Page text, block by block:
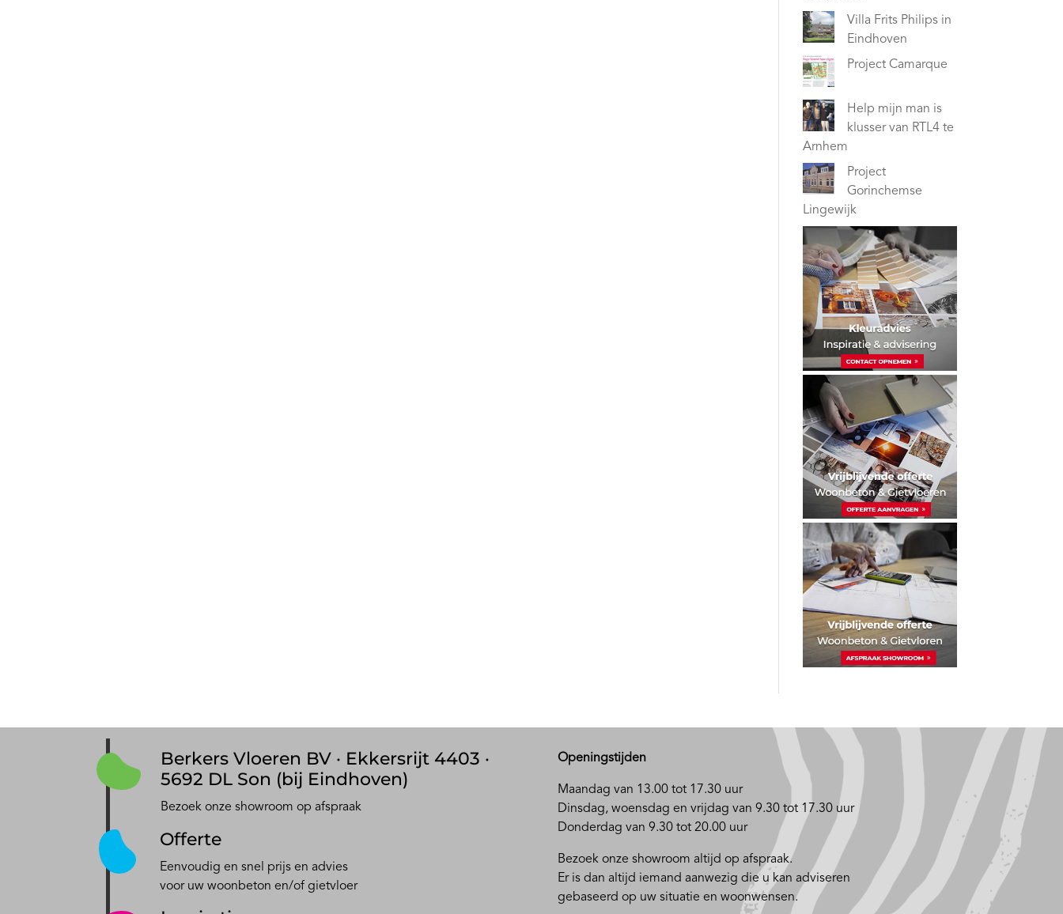
Villa Frits Philips in
Eindhoven
Project Camarque
Help mijn man is
klusser van RTL4 te
Arnhem
Project
Gorinchemse
Lingewijk
Berkers Vloeren BV · Ekkersrijt 4403 ·
5692 DL Son (bij Eindhoven)
Bezoek onze showroom op afspraak
Offerte
Eenvoudig en snel prijs en advies
voor uw woonbeton en/of gietvloer
Openingstijden
Maandag van 13.00 tot 17.30 uur
Dinsdag, woensdag en vrijdag van 9.30 tot 17.30 uur
Donderdag van 9.30 tot 20.00 uur
Bezoek onze showroom altijd op afspraak.
Er is dan altijd iemand aanwezig die u kan adviseren
gebaseerd op uw situatie en woonwensen.